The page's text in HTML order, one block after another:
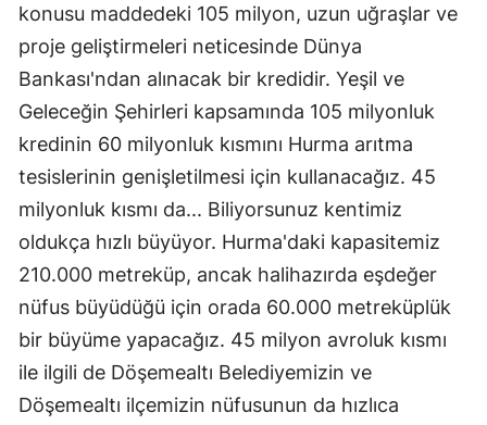
konusu maddedeki 105 milyon, uzun uğraşlar ve
proje geliştirmeleri neticesinde Dünya
Bankası'ndan alınacak bir kredidir. Yeşil ve
Geleceğin Şehirleri kapsamında 105 milyonluk
kredinin 60 milyonluk kısmını Hurma arıtma
tesislerinin genişletilmesi için kullanacağız. 45
milyonluk kısmı da... Biliyorsunuz kentimiz
oldukça hızlı büyüyor. Hurma'daki kapasitemiz
210.000 metreküp, ancak halihazırda eşdeğer
nüfus büyüdüğü için orada 60.000 metreküplük
bir büyüme yapacağız. 45 milyon avroluk kısmı
ile ilgili de Döşemealtı Belediyemizin ve
Döşemealtı ilçemizin nüfusunun da hızlıca